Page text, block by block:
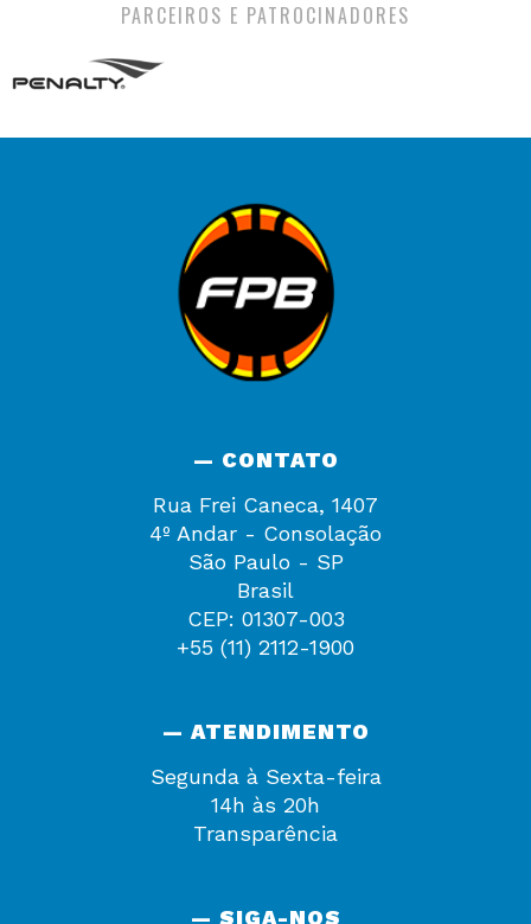
PARCEIROS E PATROCINADORES
— CONTATO
Rua Frei Caneca, 1407
4º Andar - Consolação
São Paulo - SP
Brasil
CEP: 01307-003
+55 (11) 2112-1900
— ATENDIMENTO
Segunda à Sexta-feira
14h às 20h
Transparência
— SIGA-NOS